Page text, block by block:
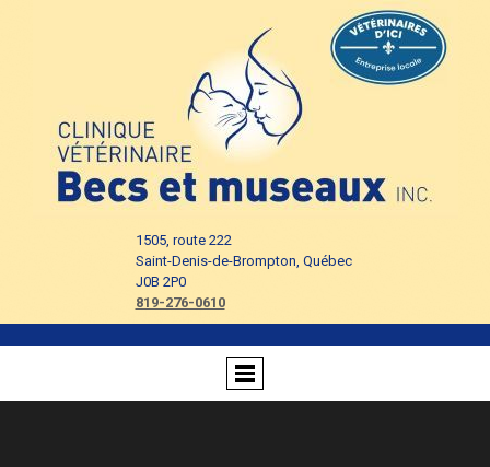
1505, route 222
Saint-Denis-de-Brompton, Québec
J0B 2P0
819-276-0610